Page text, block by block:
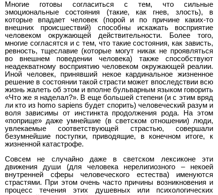
Многие готовы согласиться с тем, что сильные
эмоциональные состояния (такие, как гнев, злость), в
которые впадает человек (порой и по причине каких-то
внешних происшествий) способны искажать восприятие
человеком окружающей действительности. Более того,
многие согласятся и с тем, что такие состояния, как зависть,
ревность, тщеславие (которые могут никак не проявляться
во внешнем поведении человека) также способствуют
неадекватному восприятию человеком окружающей реалии.
Иной человек, принявший некое кардинальное жизненное
решение в состоянии такой страсти может впоследствии всю
жизнь жалеть об этом и вполне бульварным языком говорить
«Что же я наделал?». В еще большей степени (и с этим вряд
ли кто из homo sapiens будет спорить) человеческий разум и
воля зависимы от инстинкта продолжения рода. На этом
«поприще» даже умнейшие (в светском отношении) люди,
увлекаемые соответствующей страстью, совершали
безумнейшие поступки, приводящие, в конечном итоге, к
жизненной катастрофе.
Совсем не случайно даже в светском лексиконе эти
движения души (для человека нерелигиозного – некоей
внутренней сферы человеческого естества) именуются
страстями. При этом очень часто причины возникновения и
процесс течения этих душевных или психологических